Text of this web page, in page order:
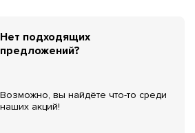
Нет подходящих
предложений?
Возможно, вы найдёте что-то среди
наших акций!